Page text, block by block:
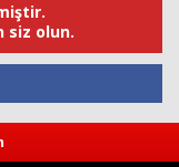
siz olun.